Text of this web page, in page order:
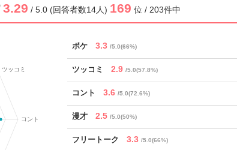
3.29 / 5.0 (回答者数14人) 169 位 / 203件中
ボケ 3.3 /5.0(66%)
ツッコミ 2.9 /5.0(57.8%)
コント 3.6 /5.0(72.6%)
漫才 2.5 /5.0(50%)
フリートーク 3.3 /5.0(66%)